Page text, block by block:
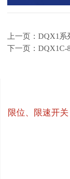
上一页：DQX1系
下一页：
限位、限速开关